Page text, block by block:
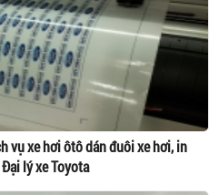
vụ xe hơi ôtô dán đuôi xe hơi, in
lý xe Toyota